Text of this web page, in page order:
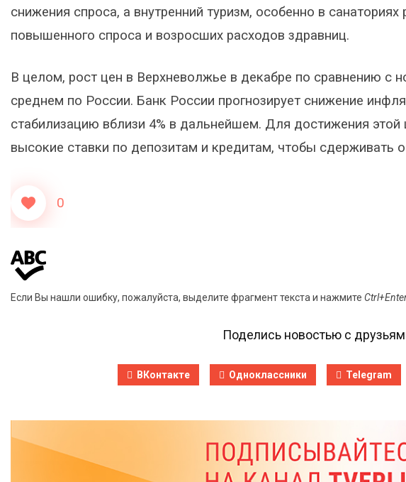
снижения спроса, а внутренний туризм, особенно в
повышенного спроса и возросших расходов здравниц.
В целом, рост цен в Верхневолжье в декабре по сравнению с
среднем по России. Банк России прогнозирует снижение
стабилизацию вблизи 4% в дальнейшем. Для достижения
высокие ставки по депозитам и кредитам, чтобы сдерживать
0
Если Вы нашли ошибку, пожалуйста, выделите фрагмент текста и нажмите
Поделись новостью с
ВКонтакте Одноклассники Telegram